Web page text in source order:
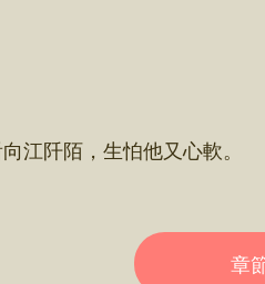
阡陌，生怕他又心軟。
章